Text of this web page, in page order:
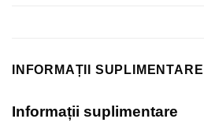
INFORMAȚII SUPLIMENTARE
Informații suplimentare